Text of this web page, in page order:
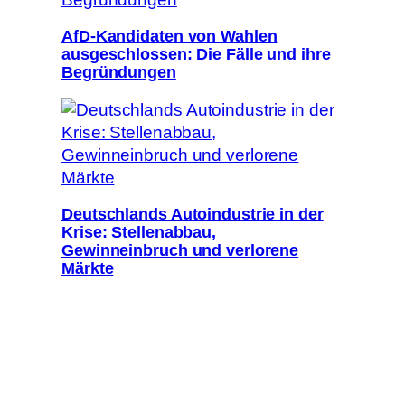
AfD-Kandidaten von Wahlen
ausgeschlossen: Die Fälle und ihre
Begründungen
Deutschlands Autoindustrie in der
Krise: Stellenabbau,
Gewinneinbruch und verlorene
Märkte